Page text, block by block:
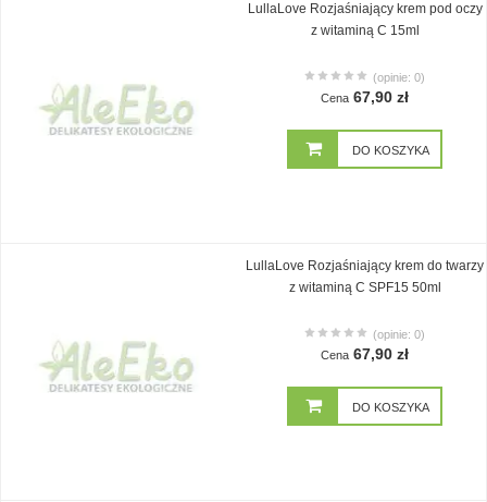
LullaLove Rozjaśniający krem pod oczy
z witaminą C 15ml
(opinie: 0)
Cena 67,90 zł
DO KOSZYKA
LullaLove Rozjaśniający krem do twarzy
z witaminą C SPF15 50ml
(opinie: 0)
Cena 67,90 zł
DO KOSZYKA